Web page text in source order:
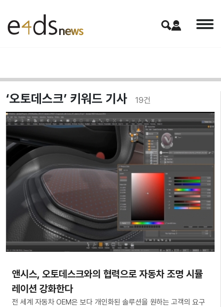
‘오토데스크’ 키워드 기사 19건
앤시스, 오토데스크와의 협력으로 자동차 조명 시뮬
레이션 강화한다
전 세계 자동차 OEM은 보다 개인화된 솔루션을 원하는 고객의 요구